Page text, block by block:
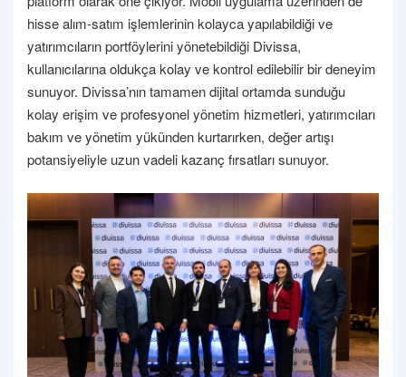
hisse alım-satım işlemlerinin kolayca yapılabildiği ve
yatırımcıların portföylerini yönetebildiği Divissa,
kullanıcılarına oldukça kolay ve kontrol edilebilir bir deneyim
sunuyor. Divissa’nın tamamen dijital ortamda sunduğu
kolay erişim ve profesyonel yönetim hizmetleri, yatırımcıları
bakım ve yönetim yükünden kurtarırken, değer artışı
potansiyeliyle uzun vadeli kazanç fırsatları sunuyor.